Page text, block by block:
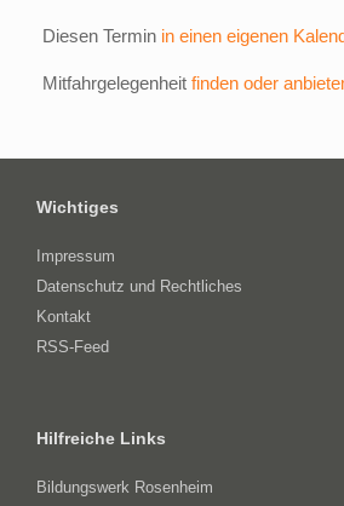
Diesen Termin in einen eigenen
Mitfahrgelegenheit finden oder
Wichtiges
Impressum
Datenschutz und Rechtliches
Kontakt
RSS-Feed
Hilfreiche Links
Bildungswerk Rosenheim